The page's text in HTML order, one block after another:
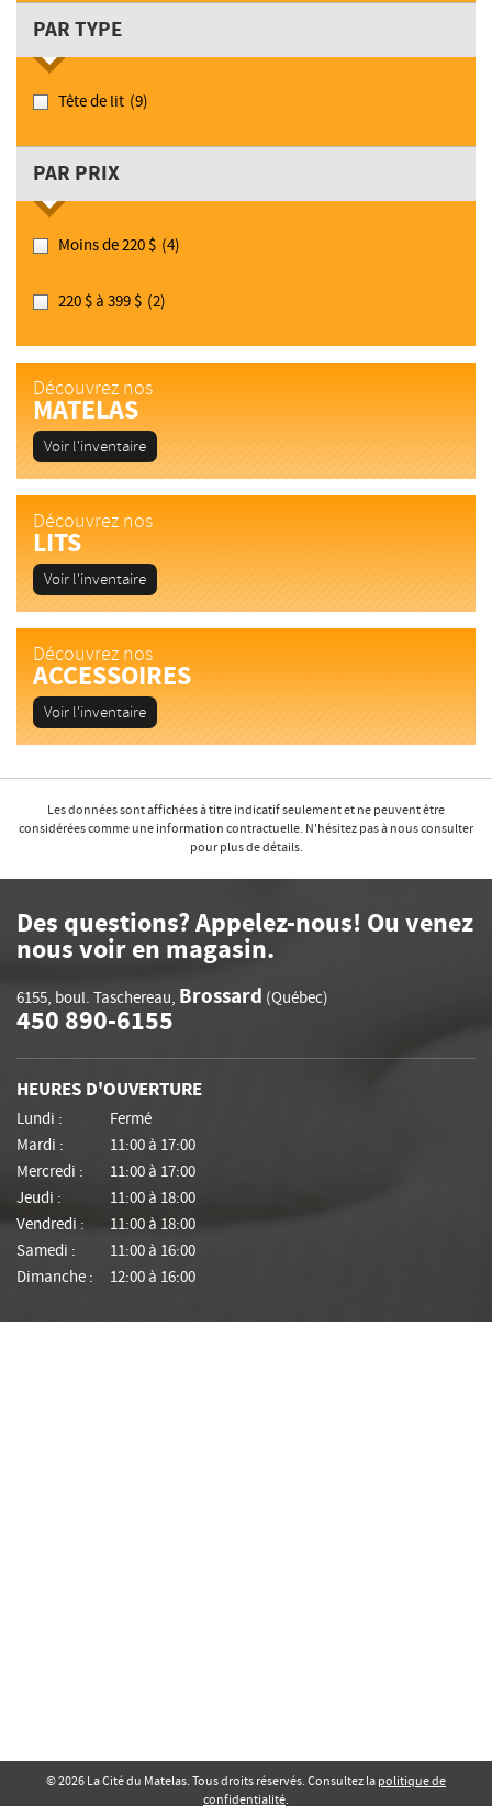
PAR TYPE
Tête de lit (9)
PAR PRIX
Moins de 220 $ (4)
220 $ à 399 $ (2)
Découvrez nos
MATELAS
Voir l'inventaire
Découvrez nos
LITS
Voir l'inventaire
Découvrez nos
ACCESSOIRES
Voir l'inventaire
Les données sont affichées à titre indicatif seulement et ne peuvent être
considérées comme une information contractuelle. N'hésitez pas à nous consulter
pour plus de détails.
Des questions? Appelez-nous! Ou venez
nous voir en magasin.
6155, boul. Taschereau, Brossard (Québec)
450 890-6155
HEURES D'OUVERTURE
Lundi :
Fermé
Mardi :
11:00 à 17:00
Mercredi :
11:00 à 17:00
Jeudi :
11:00 à 18:00
Vendredi :
11:00 à 18:00
Samedi :
11:00 à 16:00
Dimanche :
12:00 à 16:00
© 2026 La Cité du Matelas. Tous droits réservés. Consultez la politique de
confidentialité.